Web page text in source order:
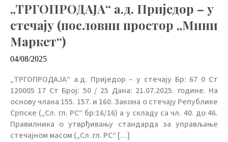
„ТРГОПРОДАЈА“ а.д. Приједор – у
стечају (пословни простор „Мини
Маркет“)
04/08/2025
„ТРГОПРОДАЈА“ а.д. Приједор – у стечају Бр: 67 0 Ст
120005 17 Ст Број: 50 / 25 Дана: 21.07.2025. године. На
основу члана 155. 157. и 160. Закона о стечају Републике
Српске („Сл. гл. РС“ бр:16/16) а у складу са чл. 40. до 46.
Правилника о утврђивању стандарда за управљање
стечајном масом („Сл .гл. РС“ […]